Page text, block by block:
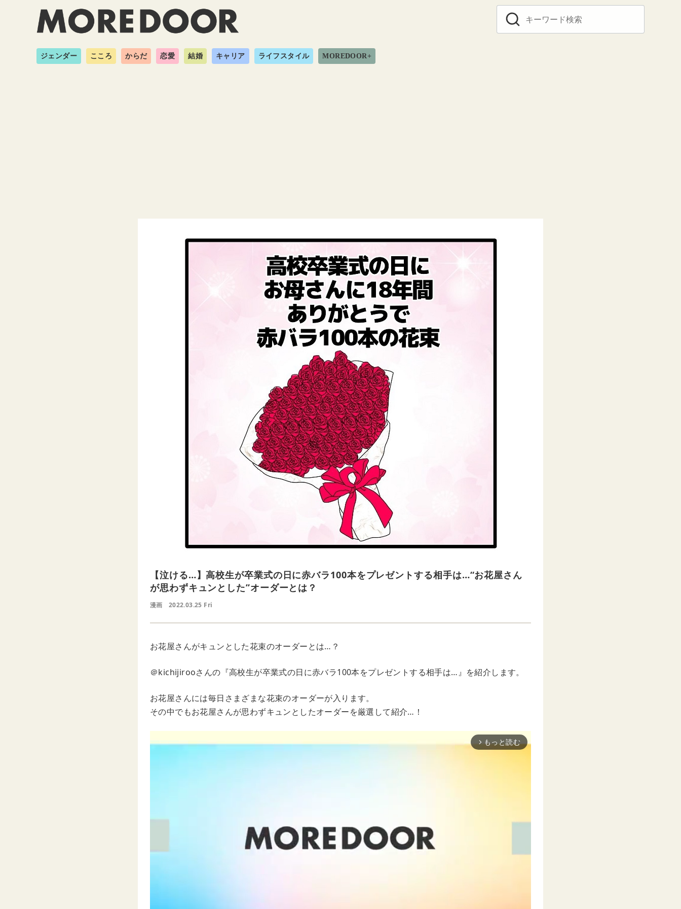
ジェンダー こころ からだ 恋愛 結婚 キャリア ライフスタイル MOREDOOR+
【泣ける…】高校生が卒業式の日に赤バラ100本をプレゼントする相手は…“お花屋さん
が思わずキュンとした”オーダーとは？
漫画 2022.03.25 Fri
お花屋さんがキュンとした花束のオーダーとは…？
＠kichijirooさんの『高校生が卒業式の日に赤バラ100本をプレゼントする相手は…』を紹介します。
お花屋さんには毎日さまざまな花束のオーダーが入ります。
その中でもお花屋さんが思わずキュンとしたオーダーを厳選して紹介…！
arrow_forward_ios もっと読む